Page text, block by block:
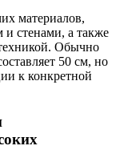
материалов,
стенами, а также
Обычно
50 см, но
к конкретной